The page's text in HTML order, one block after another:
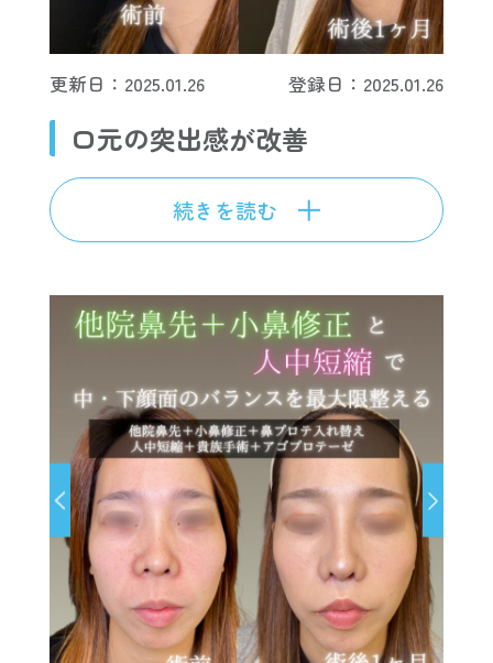
更新日：2025.01.26 登録日：2025.01.26
口元の突出感が改善
続きを読む